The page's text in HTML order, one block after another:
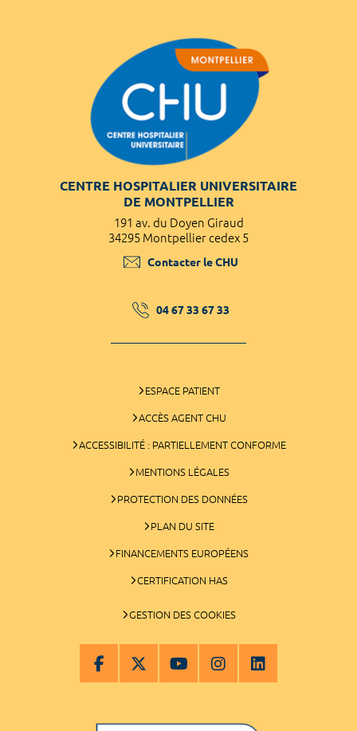
CENTRE HOSPITALIER UNIVERSITAIRE
DE MONTPELLIER
191 av. du Doyen Giraud
34295 Montpellier cedex 5
Contacter le CHU
04 67 33 67 33
ESPACE PATIENT
ACCÈS AGENT CHU
ACCESSIBILITÉ : PARTIELLEMENT CONFORME
MENTIONS LÉGALES
PROTECTION DES DONNÉES
PLAN DU SITE
FINANCEMENTS EUROPÉENS
CERTIFICATION HAS
GESTION DES COOKIES